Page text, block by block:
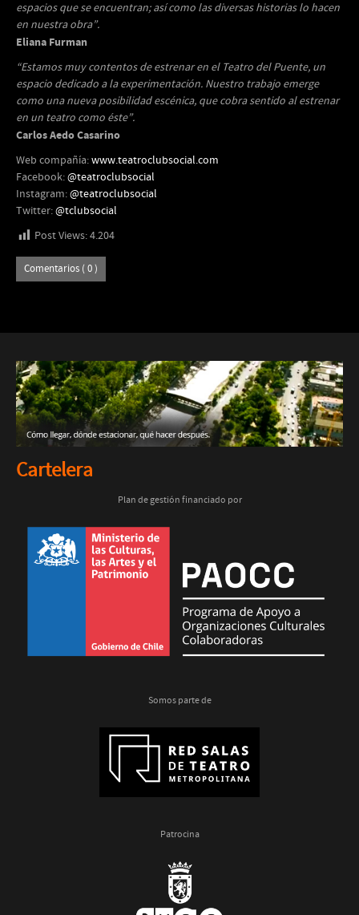
espacios que se encuentran; así como las diversas historias lo hacen
en nuestra obra”.
Eliana Furman
“Estamos muy contentos de estrenar en el Teatro del Puente, un
espacio dedicado a la experimentación. Nuestro trabajo emerge
como una nueva posibilidad escénica, que cobra sentido al estrenar
en un teatro como éste”.
Carlos Aedo Casarino
Web compañía:www.teatroclubsocial.com
Facebook:@teatroclubsocial
Instagram:@teatroclubsocial
Twitter:@tclubsocial
Post Views:4.204
Comentarios ( 0 )
Cartelera
Plan de gestión financiado por
Somos parte de
Patrocina